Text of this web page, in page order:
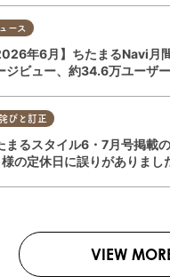
ース
年6月】ちたまるNavi月
ジビュー、約34.6万ユーザー
びと訂正
まるスタイル6・7月号掲載
様の定休日に誤りがありまし
VIEW